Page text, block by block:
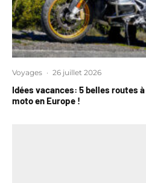
Voyages · 26 juillet 2026
Idées vacances: 5 belles routes
moto en Europe !